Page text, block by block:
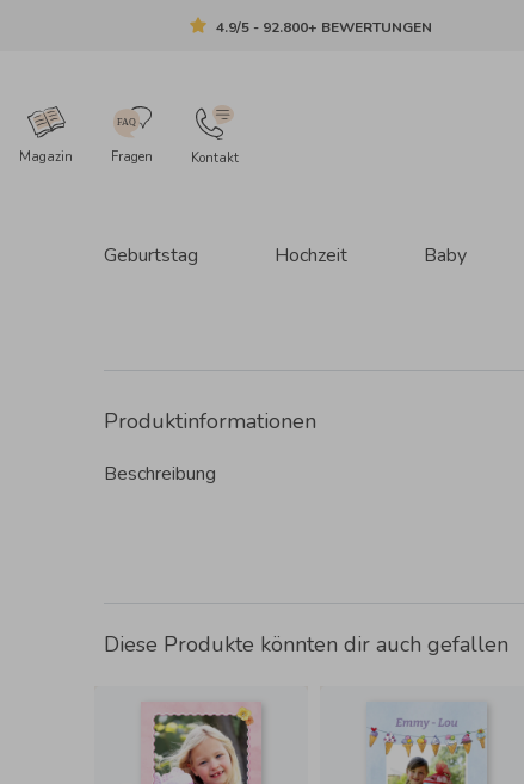
4.9/5 - 92.800+ BEWERTUNGEN
Magazin Fragen Kontakt
Geburtstag Hochzeit Baby
Produktinformationen
Beschreibung
Diese Produkte könnten dir auch gefallen